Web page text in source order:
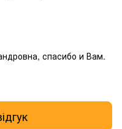
спасибо и Вам.